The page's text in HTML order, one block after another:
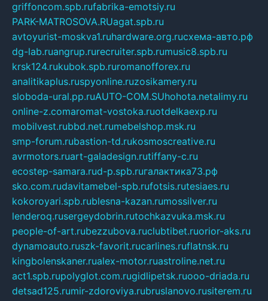
griffoncom.spb.rufabrika-emotsiy.ru
PARK-MATROSOVA.RUagat.spb.ru
avtoyurist-moskva1.ruhardware.org.ruсхема-авто.рф
dg-lab.ruangrup.rurecruiter.spb.rumusic8.spb.ru
krsk124.rukubok.spb.ruromanofforex.ru
analitikaplus.ruspyonline.ruzosikamery.ru
sloboda-ural.pp.ruAUTO-COM.SUhohota.netalimy.ru
online-z.comaromat-vostoka.ruotdelkaexp.ru
mobilvest.rubbd.net.rumebelshop.msk.ru
smp-forum.rubastion-td.rukosmoscreative.ru
avrmotors.ruart-galadesign.rutiffany-c.ru
ecostep-samara.rud-p.spb.ruгалактика73.рф
sko.com.rudavitamebel-spb.rufotsis.rutesiaes.ru
kokoroyari.spb.rublesna-kazan.rumossilver.ru
lenderoq.rusergeydobrin.rutochkazvuka.msk.ru
people-of-art.rubezzubova.ruclubtibet.ruorior-aks.ru
dynamoauto.ruszk-favorit.rucarlines.ruflatnsk.ru
kingbolenskaner.rualex-motor.ruastroline.net.ru
act1.spb.rupolyglot.com.rugidlipetsk.ruooo-driada.ru
detsad125.rumir-zdoroviya.rubruslanovo.rusiterem.ru